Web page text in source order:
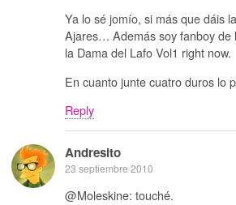
Ya lo sé jomío, si más que dáis
Ajares… Además soy fanboy de
la Dama del Lafo Vol1 right now.
En cuanto junte cuatro duros lo
Reply
Andresito
23 septiembre 2010
@Moleskine: touché.